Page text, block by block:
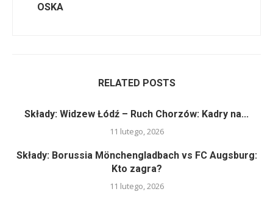
OSKA
RELATED POSTS
Składy: Widzew Łódź – Ruch Chorzów: Kadry na...
11 lutego, 2026
Składy: Borussia Mönchengladbach vs FC Augsburg:
Kto zagra?
11 lutego, 2026